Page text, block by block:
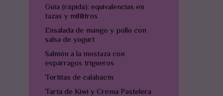
Guía (rápida): equivalencias en
tazas y milílitros
Ensalada de mango y pollo con
salsa de yogurt
Salmón a la mostaza con
espárragos trigueros
Tortitas de calabacín
Tarta de Kiwi y Crema Pastelera